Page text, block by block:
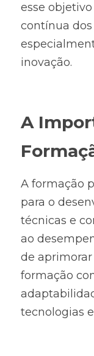
esse
contínua dos
inovação.
A
A formação
para o
técnicas e
ao
de
formação
tecnologias